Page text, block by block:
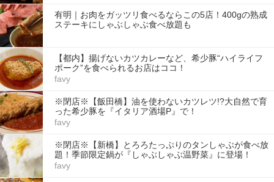
有明｜お肉をガッツリ食べるならこの5店！400gの熟成
ステーキにしゃぶしゃぶ食べ放題も
【都内】揚げないカツカレーなど、希少豚“ハイライフ
ポーク”を食べられるお店はココ！
favy
※閉店※【飯田橋】油を使わないカツレツ!?大自然で育
った希少豚を『イタリア酒場P』で！
favy
※閉店※【新橋】とろろたっぷりのタンしゃぶが食べ放
題！季節限定鍋が『しゃぶしゃぶ温野菜』に登場！
favy